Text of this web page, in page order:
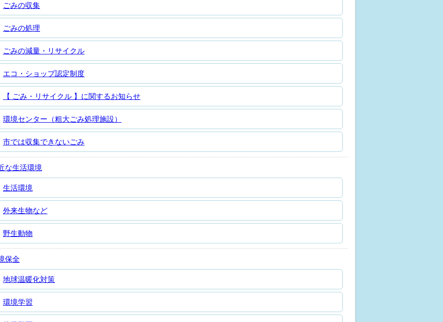
ごみの収集
ごみの処理
ごみの減量・リサイクル
エコ・ショップ認定制度
【 ごみ・リサイクル 】に関するお知らせ
環境センター（粗大ごみ処理施設）
市では収集できないごみ
な生活環境
生活環境
外来生物など
野生動物
保全
地球温暖化対策
環境学習